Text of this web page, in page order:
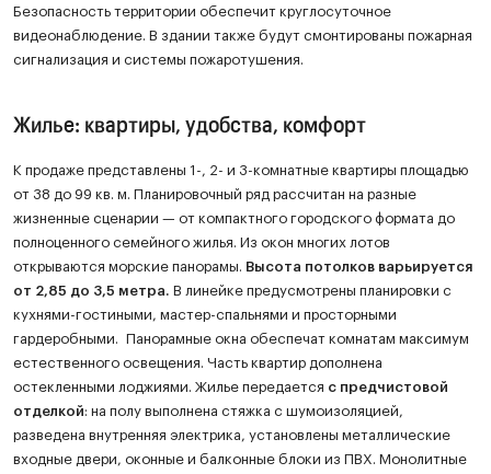
Безопасность территории обеспечит круглосуточное
видеонаблюдение. В здании также будут смонтированы пожарная
сигнализация и системы пожаротушения.
Жилье: квартиры, удобства, комфорт
К продаже представлены 1-, 2- и 3-комнатные квартиры площадью
от 38 до 99 кв. м. Планировочный ряд рассчитан на разные
жизненные сценарии — от компактного городского формата до
полноценного семейного жилья. Из окон многих лотов
открываются морские панорамы. Высота потолков варьируется
от 2,85 до 3,5 метра. В линейке предусмотрены планировки с
кухнями-гостиными, мастер-спальнями и просторными
гардеробными. Панорамные окна обеспечат комнатам максимум
естественного освещения. Часть квартир дополнена
остекленными лоджиями. Жилье передается с предчистовой
отделкой: на полу выполнена стяжка с шумоизоляцией,
разведена внутренняя электрика, установлены металлические
входные двери, оконные и балконные блоки из ПВХ. Монолитные